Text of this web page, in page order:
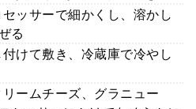
ッサーで細かくし、溶かし
る
けて敷き、冷蔵庫で冷やし
ームチーズ、グラニュー